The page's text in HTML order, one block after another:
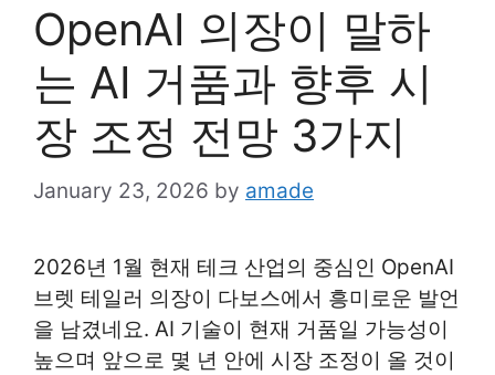
OpenAI 의장이 말하
는 AI 거품과 향후 시
장 조정 전망 3가지
January 23, 2026 by amade
2026년 1월 현재 테크 산업의 중심인 OpenAI
브렛 테일러 의장이 다보스에서 흥미로운 발언
을 남겼네요. AI 기술이 현재 거품일 가능성이
높으며 앞으로 몇 년 안에 시장 조정이 올 것이